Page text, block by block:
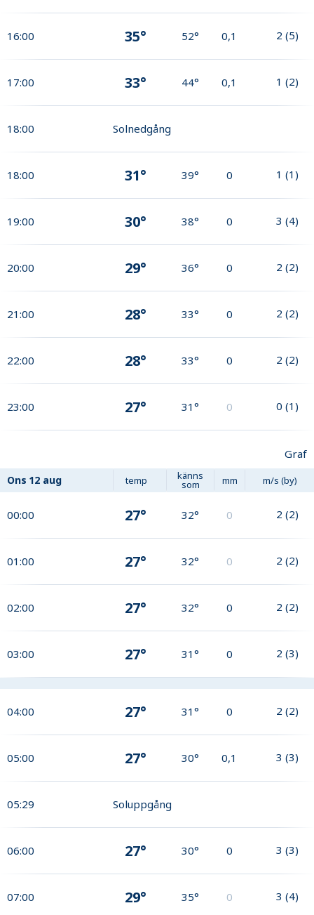
16:00 35° 52° 0,1 2 (5)
17:00 33° 44° 0,1 1 (2)
18:00 Solnedgång
18:00 31° 39° 0 1 (1)
19:00 30° 38° 0 3 (4)
20:00 29° 36° 0 2 (2)
21:00 28° 33° 0 2 (2)
22:00 28° 33° 0 2 (2)
23:00 27° 31° 0 0 (1)
Graf
Ons 12 aug temp känns
som mm m/s (by)
00:00 27° 32° 0 2 (2)
01:00 27° 32° 0 2 (2)
02:00 27° 32° 0 2 (2)
03:00 27° 31° 0 2 (3)
04:00 27° 31° 0 2 (2)
05:00 27° 30° 0,1 3 (3)
05:29 Soluppgång
06:00 27° 30° 0 3 (3)
07:00 29° 35° 0 3 (4)